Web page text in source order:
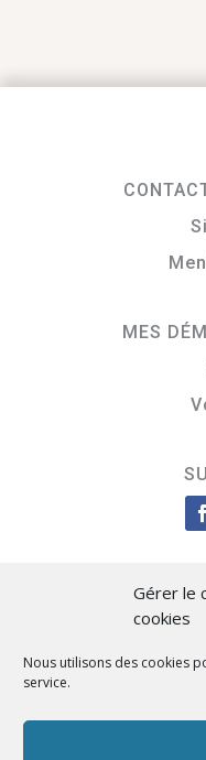
Gérer le
cookies
Nous utilisons des cookies
service.
MES